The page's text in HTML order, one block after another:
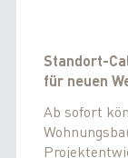
Standort-
für neuen
Ab sofort